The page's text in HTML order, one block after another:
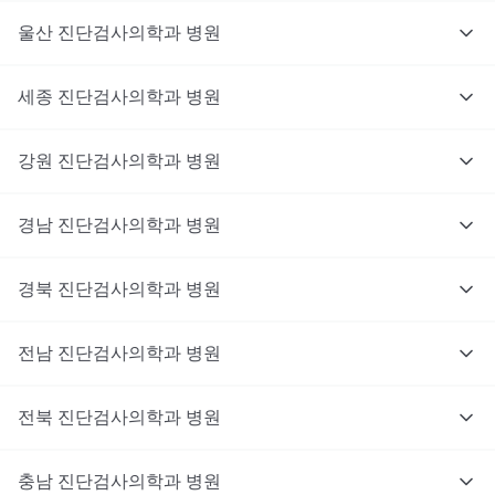
울산 진단검사의학과 병원
세종 진단검사의학과 병원
강원 진단검사의학과 병원
경남 진단검사의학과 병원
경북 진단검사의학과 병원
전남 진단검사의학과 병원
전북 진단검사의학과 병원
충남 진단검사의학과 병원
대기없이 진료를 받고 싶으신가요?